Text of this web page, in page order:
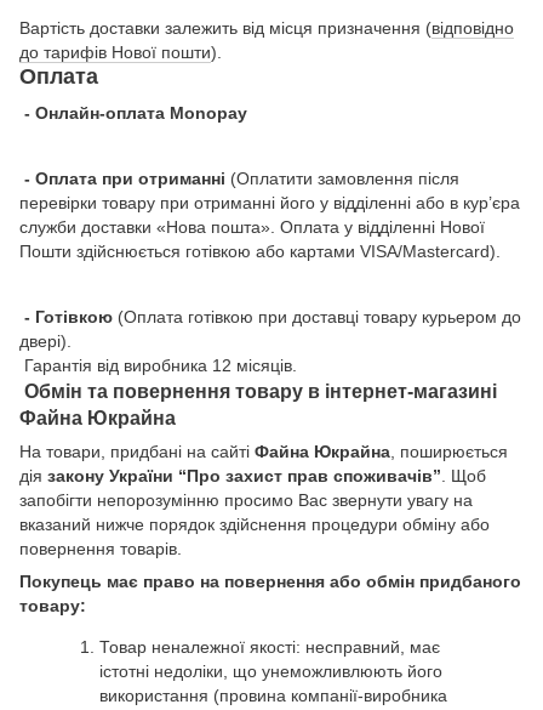
Вартість доставки залежить від місця призначення (відповідно
до тарифів Нової пошти).
Оплата
- Онлайн-оплата Monopay
- Оплата при отриманні (Оплатити замовлення після
перевірки товару при отриманні його у відділенні або в кур’єра
служби доставки «Нова пошта». Оплата у відділенні Нової
Пошти здійснюється готівкою або картами VISA/Mastercard).
- Готівкою (Оплата готівкою при доставці товару курьером до
двері).
Гарантія від виробника 12 місяців.
Обмін та повернення товару в інтернет-магазині
Файна Юкрайна
На товари, придбані на сайті Файна Юкрайна , поширюється
дія закону України “Про захист прав споживачів” . Щоб
запобігти непорозумінню просимо Вас звернути увагу на
вказаний нижче порядок здійснення процедури обміну або
повернення товарів.
Покупець має право на повернення або обмін придбаного
товару:
Товар неналежної якості: несправний, має
істотні недоліки, що унеможливлюють його
використання (провина компанії-виробника